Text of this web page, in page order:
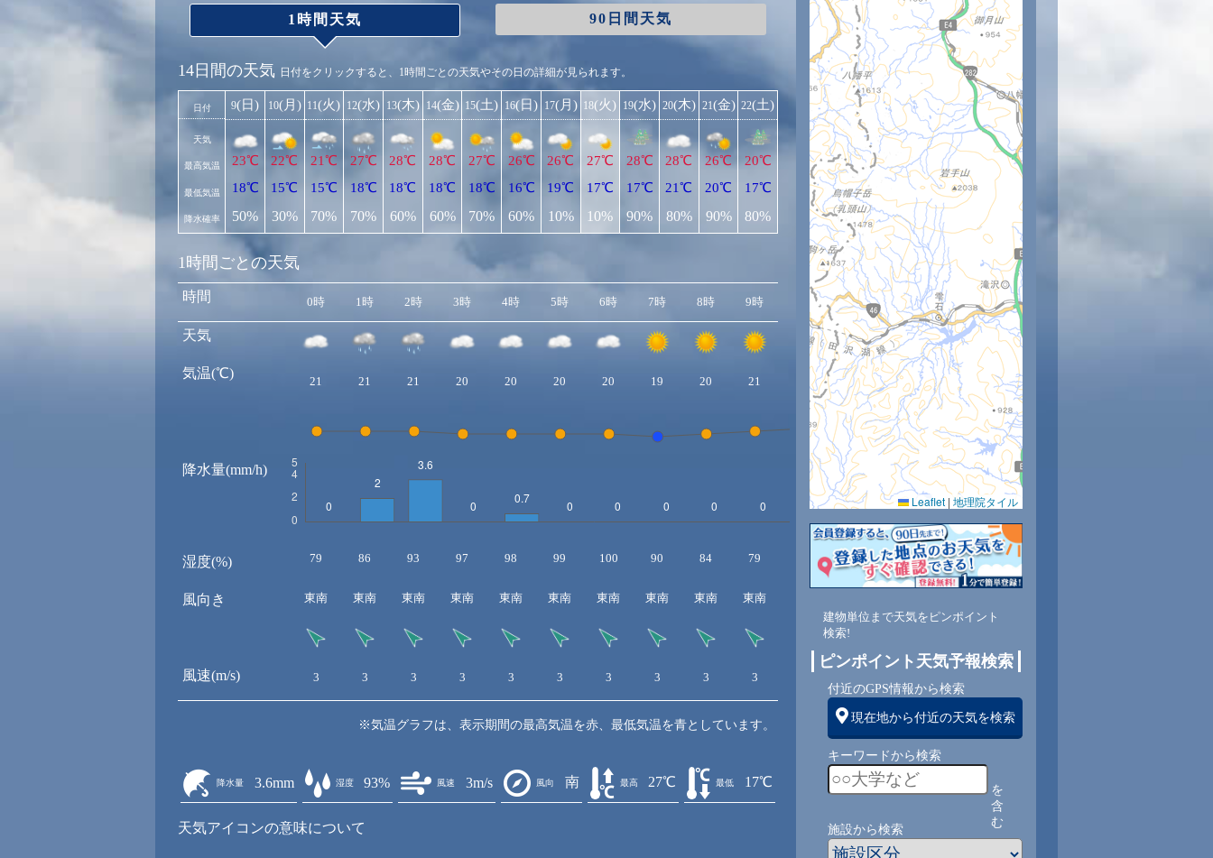
1時間天気 90日間天気
14日間の天気 日付をクリックすると、1時間ごとの天気やその日の詳細が見られます。
日付
天気
最高気温
最低気温
降水確率
9(日)
23℃
18℃
50%
10(月)
22℃
15℃
30%
11(火)
21℃
15℃
70%
12(水)
27℃
18℃
70%
13(木)
28℃
18℃
60%
14(金)
28℃
18℃
60%
15(土)
27℃
18℃
70%
16(日)
26℃
16℃
60%
17(月)
26℃
19℃
10%
18(火)
27℃
17℃
10%
19(水)
28℃
17℃
90%
20(木)
28℃
21℃
80%
21(金)
26℃
20℃
90%
22(土)
20℃
17℃
80%
1時間ごとの天気
時間
天気
気温(℃)
降水量(mm/h)
湿度(%)
風向き
風速(m/s)
0時 1時 2時 3時 4時 5時 6時 7時 8時 9時 10時 11時 12時 13時 14時
21 21 21 20 20 20 20 19 20 21 23 24 25 26
79 86 93 97 98 99 100 90 84 79 69 66 63 61
東南 東南 東南 東南 東南 東南 東南 東南 東南 東南
3 3 3 3 3 3 3 3 3 3
※気温グラフは、表示期間の最高気温を赤、最低気温を青としています。
降水量 3.6mm 湿度 93% 風速 3m/s 風向 南 最高 27℃ 最低 17℃
天気アイコンの意味について
Leaflet | 地理院タイル
建物単位まで天気をピンポイント
検索!
ピンポイント天気予報検索
付近のGPS情報から検索
現在地から付近の天気を検索
キーワードから検索
を
含
む
施設から検索